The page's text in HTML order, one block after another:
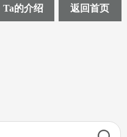
Ta的介绍 返回首页